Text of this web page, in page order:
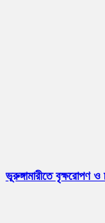
ভূরুঙ্গামারীতে বৃক্ষরোপণ ও